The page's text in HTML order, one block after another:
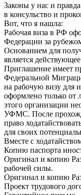
Законы у нас и
в консульство и
Вот, что я нашла:
Рабочая виза в РФ
Федерации за
Основанием для
является
Приглашение имеет
Федеральной
на рабочую визу для
оформлено только от
этого организации
УФМС. После
право
для своих
Вместе с
Копию паспорта
Оригинал и копию
рабочей силы.
Оригинал и копию
Проект трудового